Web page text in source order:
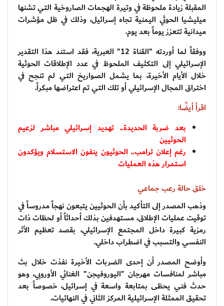
المقبلة زيادة ملحوظة في وتيرة الهجمات الصاروخية التي تشنها
ميليشيا الحوثي اليمنية تجاه إسرائيل، وذلك في ظل مؤشرات
ميدانية تتعزز يوماً بعد يوم.
ووفقاً لما أوردته "القناة 12" العبرية، فقد استند هذا التقدير
الإسرائيلي إلى التكثيف الملحوظ في عدد الإطلاقات الحوثية
خلال الأيام الأخيرة، بما يشمل الصواريخ التي لم تنجح في
اختراق المجال الإسرائيلي أو تلك التي تم اعتراضها مبكراً.
اقرأ أيضًا:
بعد ضربة الحديدة.. تهديد إسرائيلي مباشر لزعيم
الحوثيين
رغم إعلان ترامب.. الحوثيون ينفون الاستسلام ويؤكدون
استمرار هذه العمليات
خلق حالة رعب جماعي
وذهب المصدر إلى التأكيد بأن الحوثيين يتبعون نهجاً مدروساً في
توقيت عمليات الإطلاق، مستهدفين بذلك أحداثاً أو لحظات ذات
رمزية كبيرة داخل المجتمع الإسرائيلي، بقصد تعظيم الأثر
النفسي والتسبب في اضطراب داخلي.
وأوضح المصدر أن إحدى الضربات الأخيرة نفذت خلال بث
مباشر لمنافسات مهرجان "اليوروفيجن" الغنائي الأوروبي، وهو
حدث فني يحظى بمتابعة واسعة في إسرائيل، خصوصاً بعد
تحقيق الممثلة الإسرائيلية المركز الثاني في النهائيات.